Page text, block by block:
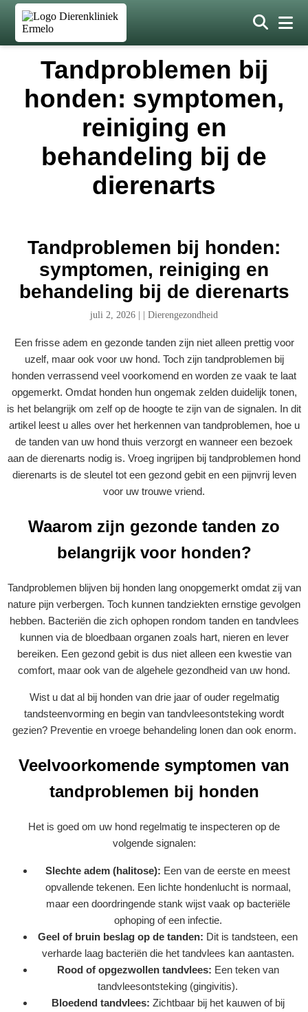
Tandproblemen bij
honden: symptomen,
reiniging en
behandeling bij de
dierenarts
Tandproblemen bij honden:
symptomen, reiniging en
behandeling bij de dierenarts
juli 2, 2026 Dierengezondheid
Een frisse adem en gezonde tanden zijn niet alleen prettig voor
uzelf, maar ook voor uw hond. Toch zijn tandproblemen bij
honden verrassend veel voorkomend en worden ze vaak te laat
opgemerkt. Omdat honden hun ongemak zelden duidelijk tonen,
is het belangrijk om zelf op de hoogte te zijn van de signalen. In dit
artikel leest u alles over het herkennen van tandproblemen, hoe u
de tanden van uw hond thuis verzorgt en wanneer een bezoek
aan de dierenarts nodig is. Vroeg ingrijpen bij tandproblemen hond
dierenarts is de sleutel tot een gezond gebit en een pijnvrij leven
voor uw trouwe vriend.
Waarom zijn gezonde tanden zo
belangrijk voor honden?
Tandproblemen blijven bij honden lang onopgemerkt omdat zij van
nature pijn verbergen. Toch kunnen tandziekten ernstige gevolgen
hebben. Bacteriën die zich ophopen rondom tanden en tandvlees
kunnen via de bloedbaan organen zoals hart, nieren en lever
bereiken. Een gezond gebit is dus niet alleen een kwestie van
comfort, maar ook van de algehele gezondheid van uw hond.
Wist u dat al bij honden van drie jaar of ouder regelmatig
tandsteenvorming en begin van tandvleesontsteking wordt
gezien? Preventie en vroege behandeling lonen dan ook enorm.
Veelvoorkomende symptomen van
tandproblemen bij honden
Het is goed om uw hond regelmatig te inspecteren op de
volgende signalen:
Slechte adem (halitose): Een van de eerste en meest
opvallende tekenen. Een lichte hondenlucht is normaal,
maar een doordringende stank wijst vaak op bacteriële
ophoping of een infectie.
Geel of bruin beslag op de tanden: Dit is tandsteen, een
verharde laag bacteriën die het tandvlees kan aantasten.
Rood of opgezwollen tandvlees: Een teken van
tandvleesontsteking (gingivitis).
Bloedend tandvlees: Zichtbaar bij het kauwen of bij